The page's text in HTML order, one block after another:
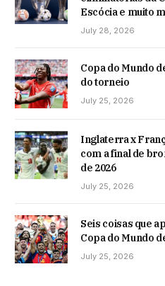
Escócia e muito
July 28, 2026
Copa do Mundo
do torneio
July 25, 2026
Inglaterra x
com a final de
de 2026
July 25, 2026
Seis coisas que
Copa do Mundo
July 25, 2026